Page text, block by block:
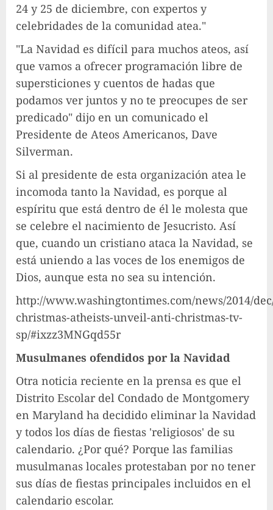
24 y 25 de diciembre, con expertos y
celebridades de la comunidad atea."
"La Navidad es difícil para muchos ateos, así
que vamos a ofrecer programación libre de
supersticiones y cuentos de hadas que
podamos ver juntos y no te preocupes de ser
predicado" dijo en un comunicado el
Presidente de Ateos Americanos, Dave
Silverman.
Si al presidente de esta organización atea le
incomoda tanto la Navidad, es porque al
espíritu que está dentro de él le molesta que
se celebre el nacimiento de Jesucristo. Así
que, cuando un cristiano ataca la Navidad, se
está uniendo a las voces de los enemigos de
Dios, aunque esta no sea su intención.
http://www.washingtontimes.com/news/2014/
christmas-atheists-unveil-anti-christmas-tv-
sp/#ixzz3MNGqd55r
Musulmanes ofendidos por la Navidad
Otra noticia reciente en la prensa es que el
Distrito Escolar del Condado de Montgomery
en Maryland ha decidido eliminar la Navidad
y todos los días de fiestas 'religiosos' de su
calendario. ¿Por qué? Porque las familias
musulmanas locales protestaban por no tener
sus días de fiestas principales incluidos en el
calendario escolar.